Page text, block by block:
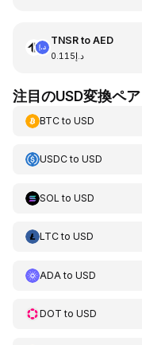
TNSRto AED
د.إ0.115
注目のUSD変換ペア
BTCto USD
USDCto USD
SOL to USD
LTCto USD
ADA to USD
DOT to USD